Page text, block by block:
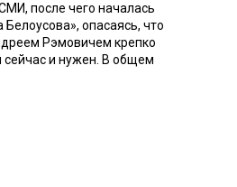
после чего началась
опасаясь, что
Рэмовичем крепко
сейчас и нужен. В общем